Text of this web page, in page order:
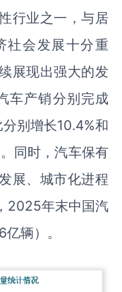
行业之一，与居
社会发展十分重
展现出强大的发
车产销分别完成
别增长10.4%和
同时，汽车保有
展、城市化进程
2025年末中国汽
辆）。